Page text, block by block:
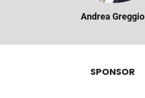
Andrea Greggio
SPONSOR